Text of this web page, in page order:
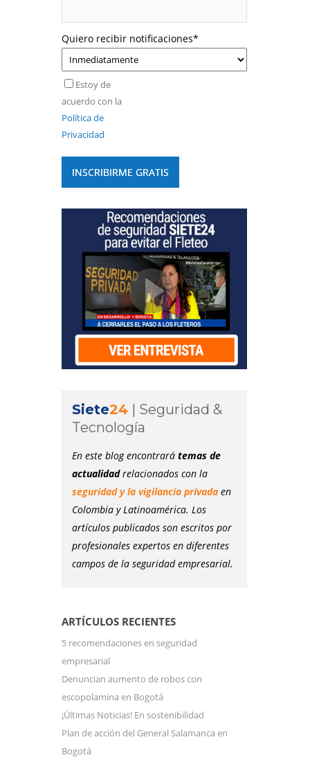
Quiero recibir notificaciones*
Estoy de
acuerdo con la
Política de
Privacidad
Siete24 | Seguridad &
Tecnología
En este blog encontrará temas de
actualidadrelacionados con la
seguridad y la vigilancia privada en
Colombia y Latinoamérica. Los
artículos publicados son escritos por
profesionales expertos en diferentes
campos de la seguridad empresarial.
ARTÍCULOS RECIENTES
5 recomendaciones en seguridad
empresarial
Denuncian aumento de robos con
escopolamina en Bogotá
¡Últimas Noticias! En sostenibilidad
Plan de acción del General Salamanca en
Bogotá